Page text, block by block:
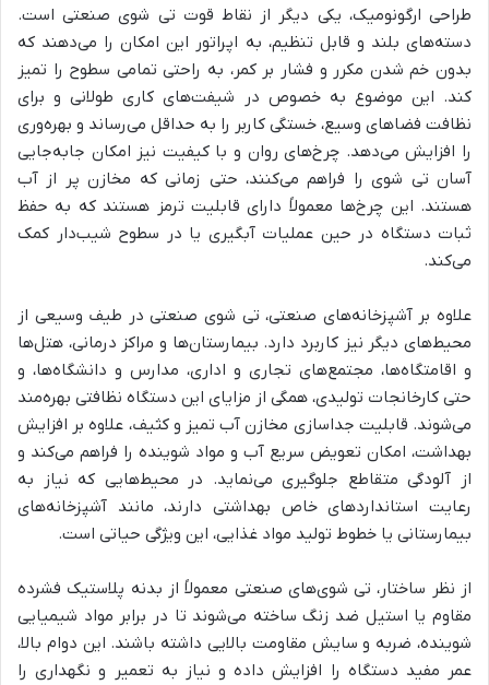
طراحی ارگونومیک، یکی دیگر از نقاط قوت تی شوی صنعتی است.
دسته‌های بلند و قابل تنظیم، به اپراتور این امکان را می‌دهند که
بدون خم شدن مکرر و فشار بر کمر، به راحتی تمامی سطوح را تمیز
کند. این موضوع به خصوص در شیفت‌های کاری طولانی و برای
نظافت فضاهای وسیع، خستگی کاربر را به حداقل می‌رساند و بهره‌وری
را افزایش می‌دهد. چرخ‌های روان و با کیفیت نیز امکان جابه‌جایی
آسان تی شوی را فراهم می‌کنند، حتی زمانی که مخازن پر از آب
هستند. این چرخ‌ها معمولاً دارای قابلیت ترمز هستند که به حفظ
ثبات دستگاه در حین عملیات آبگیری یا در سطوح شیب‌دار کمک
می‌کند.
علاوه بر آشپزخانه‌های صنعتی، تی شوی صنعتی در طیف وسیعی از
محیط‌های دیگر نیز کاربرد دارد. بیمارستان‌ها و مراکز درمانی، هتل‌ها
و اقامتگاه‌ها، مجتمع‌های تجاری و اداری، مدارس و دانشگاه‌ها، و
حتی کارخانجات تولیدی، همگی از مزایای این دستگاه نظافتی بهره‌مند
می‌شوند. قابلیت جداسازی مخازن آب تمیز و کثیف، علاوه بر افزایش
بهداشت، امکان تعویض سریع آب و مواد شوینده را فراهم می‌کند و
از آلودگی متقاطع جلوگیری می‌نماید. در محیط‌هایی که نیاز به
رعایت استانداردهای خاص بهداشتی دارند، مانند آشپزخانه‌های
بیمارستانی یا خطوط تولید مواد غذایی، این ویژگی حیاتی است.
از نظر ساختار، تی شوی‌های صنعتی معمولاً از بدنه پلاستیک فشرده
مقاوم یا استیل ضد زنگ ساخته می‌شوند تا در برابر مواد شیمیایی
شوینده، ضربه و سایش مقاومت بالایی داشته باشند. این دوام بالا،
عمر مفید دستگاه را افزایش داده و نیاز به تعمیر و نگهداری را